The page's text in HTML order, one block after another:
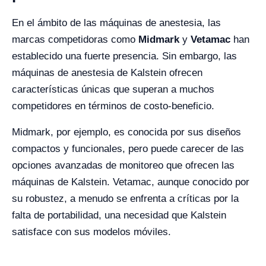
En el ámbito de las máquinas de anestesia, las
marcas competidoras como Midmarky Vetamac han
establecido una fuerte presencia. Sin embargo, las
máquinas de anestesia de Kalstein ofrecen
características únicas que superan a muchos
competidores en términos de costo-beneficio.
Midmark, por ejemplo, es conocida por sus diseños
compactos y funcionales, pero puede carecer de las
opciones avanzadas de monitoreo que ofrecen las
máquinas de Kalstein. Vetamac, aunque conocido por
su robustez, a menudo se enfrenta a críticas por la
falta de portabilidad, una necesidad que Kalstein
satisface con sus modelos móviles.